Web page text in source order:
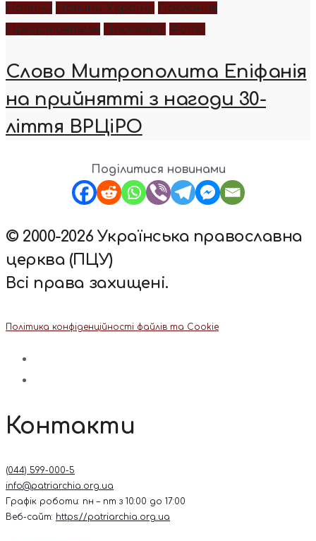
Новини Новини України
Послання
Предстоятель
Проповіді Фото
Слово Митрополита Епіфанія
на прийнятті з нагоди 30-
ліття ВРЦіРО
Поділитися новинами
© 2000-2026 Українська православна
церква (ПЦУ)
Всі права захищені.
Політика конфіденційності файлів та Cookie
Контакти
(044) 599-000-5
info@patriarchia.org.ua
Графік роботи: пн – пт з 10:00 до 17:00
Веб-сайт: https://patriarchia.org.ua